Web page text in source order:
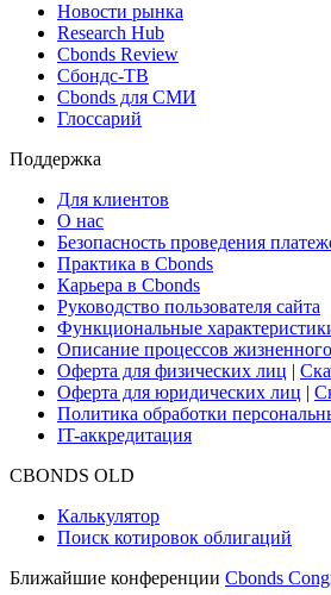
Новости рынка
Research Hub
Cbonds Review
Сбондс-ТВ
Cbonds для СМИ
Глоссарий
Поддержка
Для клиентов
О нас
Безопасность проведения
Практика в Cbonds
Карьера в Cbonds
Руководство пользователя сайта
Функциональные
Описание процессов
Оферта для физических лиц |
Оферта для юридических лиц |
Политика обработки
IT-аккредитация
CBONDS OLD
Калькулятор
Поиск котировок облигаций
Ближайшие конференции Cbonds